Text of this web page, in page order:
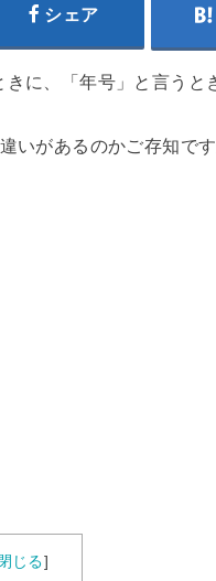
シェア
に、「年号」と言うと
いがあるのかご存知で
じる]